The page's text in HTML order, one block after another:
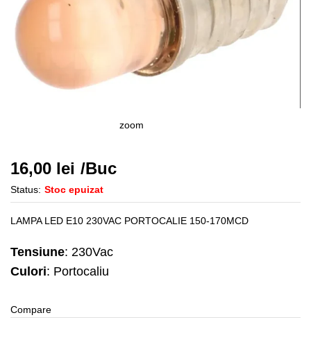
zoom
16,00 lei /Buc
Status: Stoc epuizat
LAMPA LED E10 230VAC PORTOCALIE 150-170MCD
Tensiune: 230Vac
Culori: Portocaliu
Compare